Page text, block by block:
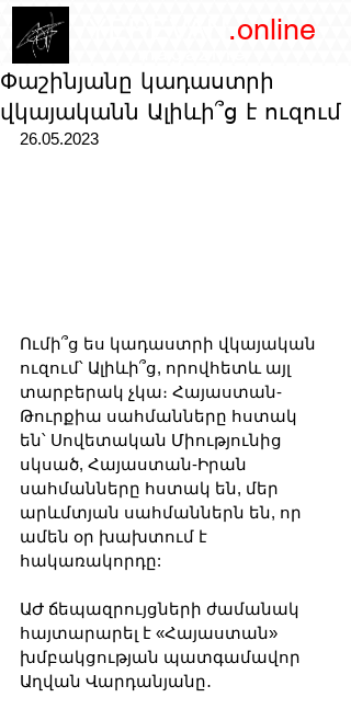
.online
Փաշինյանը կադաստրի
վկայականն Ալիևի՞ց է ուզում
26.05.2023
Ումի՞ց ես կադաստրի վկայական
ուզում՝ Ալիևի՞ց, որովհետև այլ
տարբերակ չկա։ Հայաստան-
Թուրքիա սահմանները հստակ
են՝ Սովետական Միությունից
սկսած, Հայաստան-Իրան
սահմանները հստակ են, մեր
արևմտյան սահմաններն են, որ
ամեն օր խախտում է
հակառակորդը:
ԱԺ ճեպազրույցների ժամանակ
հայտարարել է «Հայաստան»
խմբակցության պատգամավոր
Աղվան Վարդանյանը․